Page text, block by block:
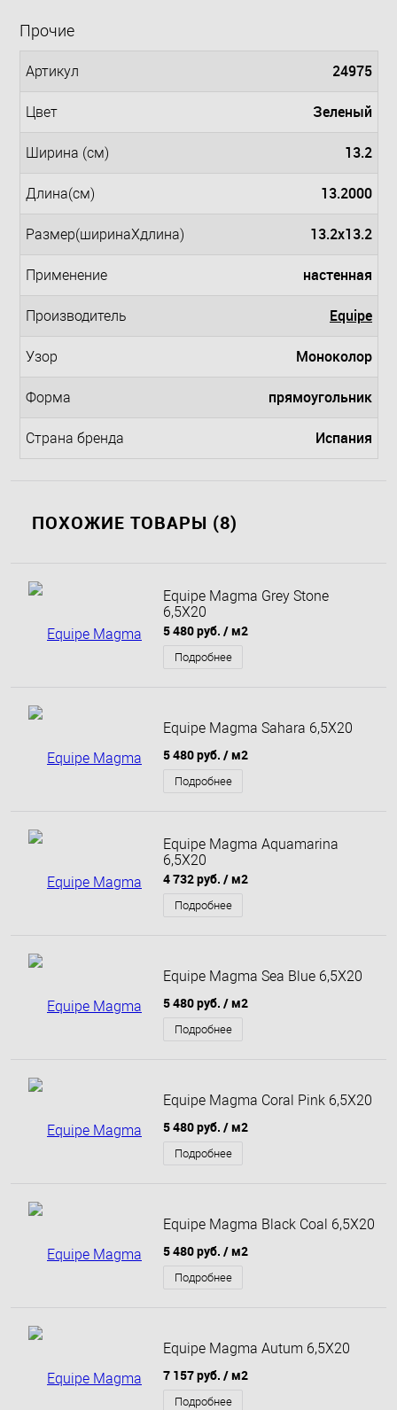
Прочие
Артикул 24975
Цвет Зеленый
Ширина (см) 13.2
Длина(см) 13.2000
Размер(ширинаXдлина) 13.2x13.2
Применение настенная
Производитель Equipe
Узор Моноколор
Форма прямоугольник
Страна бренда Испания
ПОХОЖИЕ ТОВАРЫ (8)
Equipe Magma Grey Stone
6,5X20
5 480 руб. / м2
Подробнее
Equipe Magma Sahara 6,5X20
5 480 руб. / м2
Подробнее
Equipe Magma Aquamarina
6,5X20
4 732 руб. / м2
Подробнее
Equipe Magma Sea Blue 6,5X20
5 480 руб. / м2
Подробнее
Equipe Magma Coral Pink 6,5X20
5 480 руб. / м2
Подробнее
Equipe Magma Black Coal 6,5X20
5 480 руб. / м2
Подробнее
Equipe Magma Autum 6,5X20
7 157 руб. / м2
Подробнее